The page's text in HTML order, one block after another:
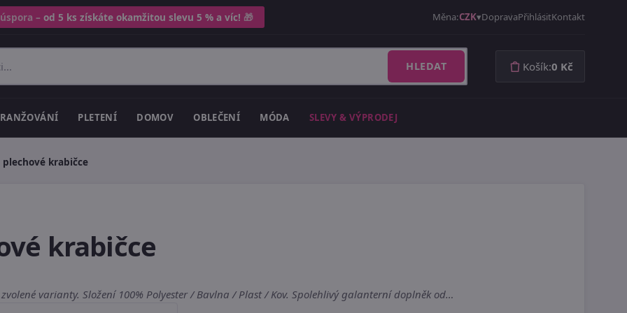
– od 5 ks získáte okamžitou slevu 5 % a víc! 🎁 Měna:CZK DopravaPřihlásitKontakt
HLEDAT Košík:0 Kč
PLETENÍ DOMOV OBLEČENÍ MÓDA SLEVY & VÝPRODEJ
krabičce
krabičce
varianty. Složení 100% Polyester / Bavlna / Plast / Kov. Spolehlivý galanterní doplněk od…